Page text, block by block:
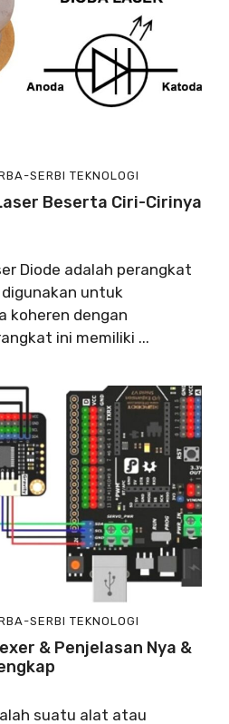
SERBI TEKNOLOGI
Beserta Ciri-Cirinya
Diode adalah perangkat
untuk
koheren dengan
ini memiliki ...
SERBI TEKNOLOGI
& Penjelasan Nya &
suatu alat atau